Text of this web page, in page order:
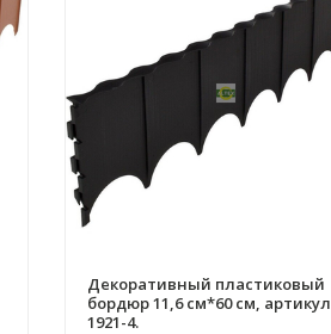
Декоративный пластиковый
бордюр 11,6 см*60 см, артикул
1921-4.